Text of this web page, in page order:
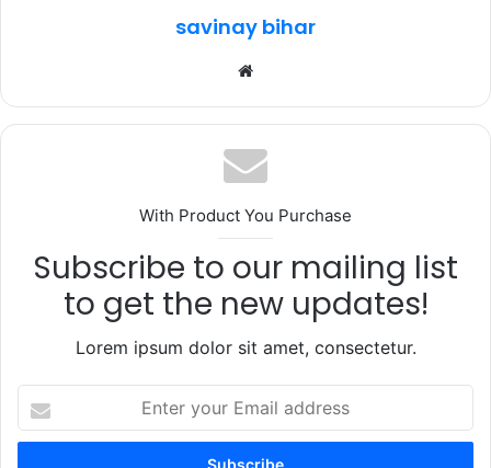
savinay bihar
With Product You Purchase
Subscribe to our mailing list
to get the new updates!
Lorem ipsum dolor sit amet, consectetur.
your
Email